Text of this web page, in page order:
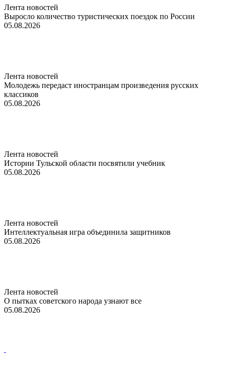
Лента новостей
Выросло количество туристических поездок по России
05.08.2026
Лента новостей
Молодежь передаст иностранцам произведения русских
классиков
05.08.2026
Лента новостей
Истории Тульской области посвятили учебник
05.08.2026
Лента новостей
Интеллектуальная игра объединила защитников
05.08.2026
Лента новостей
О пытках советского народа узнают все
05.08.2026